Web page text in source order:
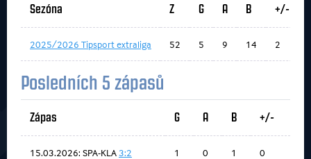
Sezóna Z G A B +/-
2025/2026 Tipsport extraliga 52 5 9 14 2
Posledních 5 zápasů
Zápas G A B +/-
15.03.2026: SPA-KLA3:2 1 0 1 0